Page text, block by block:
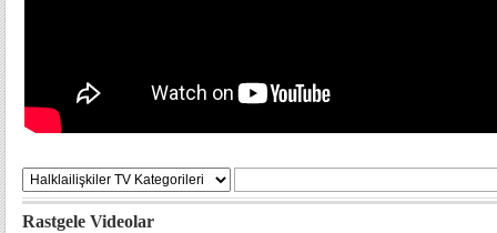
Rastgele Videolar